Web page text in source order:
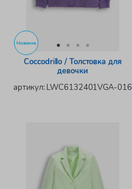
Новинка
Coccodrillo / Толстовка для
девочки
артикул: LWC6132401VGA-016